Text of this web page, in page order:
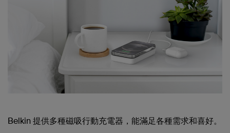
Belkin 提供多種磁吸行動充電器，能滿足各種需求和喜好。